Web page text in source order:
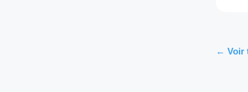
← Voir